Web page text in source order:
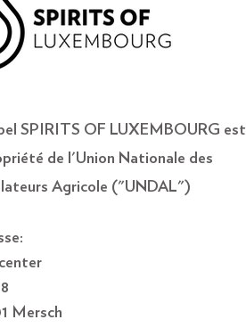
SPIRITS OF LUXEMBOURG est
de l'Union Nationale des
Agricole ("UNDAL")
Mersch